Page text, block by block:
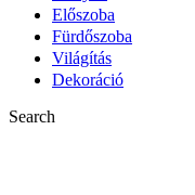
Előszoba
Fürdőszoba
Világítás
Dekoráció
Search